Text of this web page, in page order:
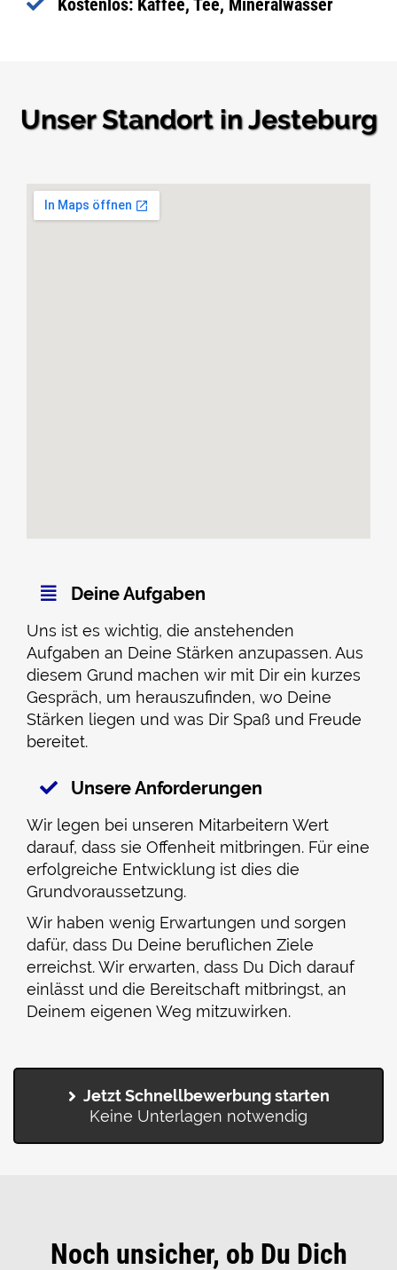
Kostenlos: Kaffee, Tee, Mineralwasser
Unser Standort in Jesteburg
Deine Aufgaben
Uns ist es wichtig, die anstehenden
Aufgaben an Deine Stärken anzupassen. Aus
diesem Grund machen wir mit Dir ein kurzes
Gespräch, um herauszufinden, wo Deine
Stärken liegen und was Dir Spaß und Freude
bereitet.
Unsere Anforderungen
Wir legen bei unseren Mitarbeitern Wert
darauf, dass sie Offenheit mitbringen. Für eine
erfolgreiche Entwicklung ist dies die
Grundvoraussetzung.
Wir haben wenig Erwartungen und sorgen
dafür, dass Du Deine beruflichen Ziele
erreichst. Wir erwarten, dass Du Dich darauf
einlässt und die Bereitschaft mitbringst, an
Deinem eigenen Weg mitzuwirken.
Jetzt Schnellbewerbung starten
Keine Unterlagen notwendig
Noch unsicher, ob Du Dich